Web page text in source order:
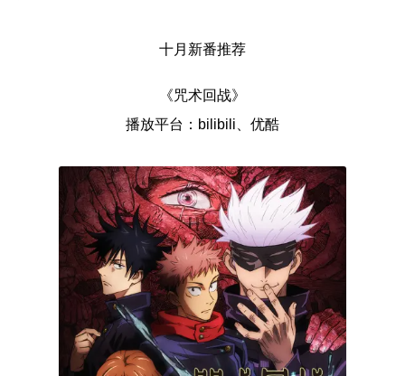
十月新番推荐
《咒术回战》
播放平台：bilibili、优酷